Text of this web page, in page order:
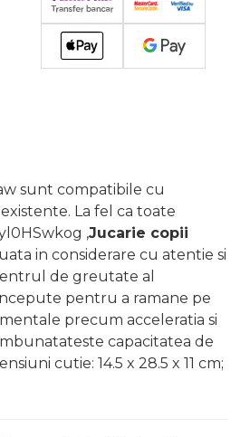
sunt compatibile cu
La fel ca toate
,Jucarie copii
in considerare cu atentie si
de greutate al
pentru a ramane pe
precum acceleratia si
capacitatea de
cutie: 14.5 x 28.5 x 11 cm;